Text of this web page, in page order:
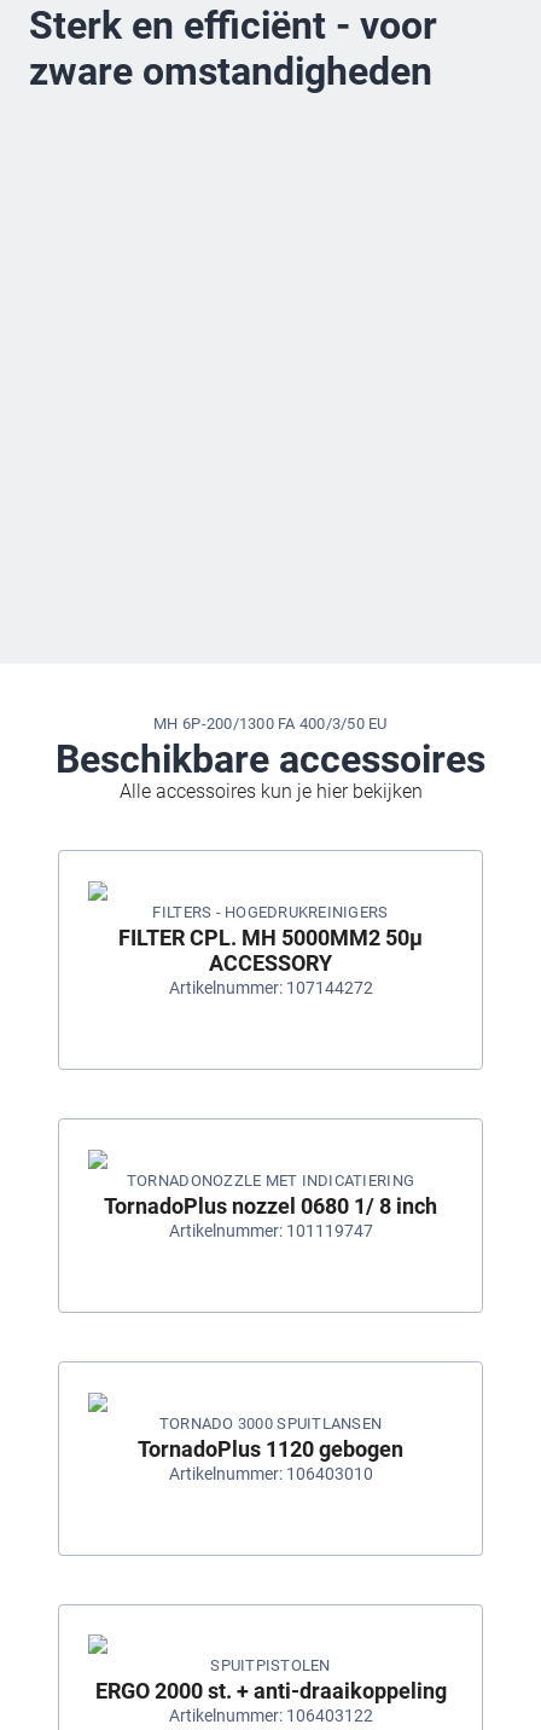
Sterk en efficiënt - voor
zware omstandigheden
MH 6P-200/1300 FA 400/3/50 EU
Beschikbare accessoires
Alle accessoires kun je hier bekijken
FILTERS - HOGEDRUKREINIGERS
FILTER CPL. MH 5000MM2 50µ
ACCESSORY
Artikelnummer: 107144272
TORNADONOZZLE MET INDICATIERING
TornadoPlus nozzel 0680 1/ 8 inch
Artikelnummer: 101119747
TORNADO 3000 SPUITLANSEN
TornadoPlus 1120 gebogen
Artikelnummer: 106403010
SPUITPISTOLEN
ERGO 2000 st. + anti-draaikoppeling
Artikelnummer: 106403122